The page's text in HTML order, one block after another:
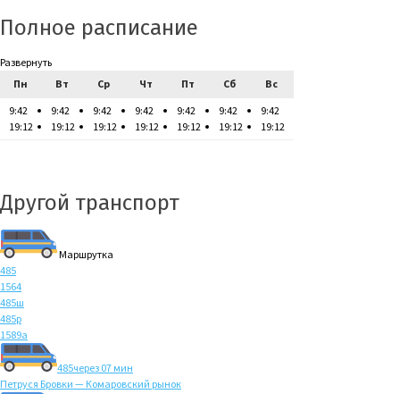
Полное расписание
Развернуть
Пн
Вт Ср Чт Пт Сб
Вс
9:42
19:12
9:42
19:12
9:42
19:12
9:42
19:12
9:42
19:12
9:42
19:12
9:42
19:12
Другой транспорт
Маршрутка
485
1564
485ш
485р
1589а
485через 07 мин
Петруся Бровки — Комаровский рынок